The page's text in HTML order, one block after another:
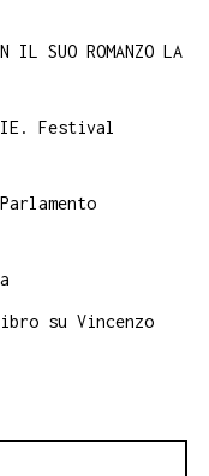
libro
Signorina
4
SUO ROMANZO LA
Festival
su Vincenzo